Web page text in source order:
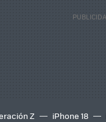
Z iPhone 18